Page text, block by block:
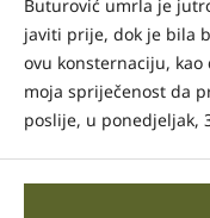
Buturović umrla je
javiti prije, dok je bila
ovu konsternaciju, kao
moja spriječenost da
poslije, u ponedjeljak,